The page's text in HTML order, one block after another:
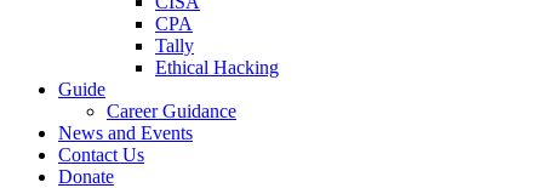
CPA
Tally
Ethical Hacking
Guide
Career Guidance
News and Events
Contact Us
Donate